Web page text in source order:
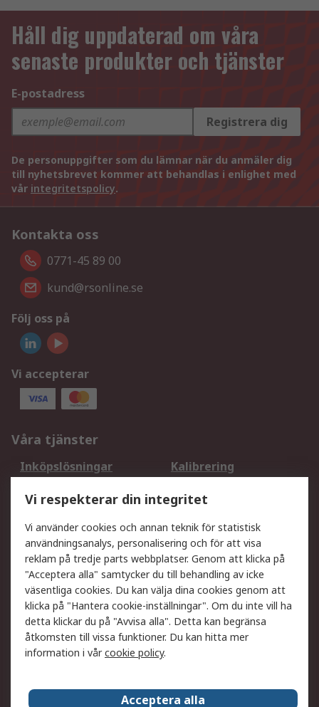
Håll dig uppdaterad om våra
senaste produkter och tjänster
E-postadress
Registrera dig
De personuppgifter som du lämnar när du anmäler dig
till nyhetsbrevet kommer att behandlas i enlighet med
vår integritetspolicy.
Kontakta oss
0771-45 89 00
kund@rsonline.se
Följ oss på
Vi accepterar
Våra tjänster
Inköpslösningar
Kalibrering
DesignSpark
Teknisk Support
Ditt lokala säljteam
Exportlösningar
Support
Få hjälp
Retur av varor
Leverans
Spåra din order
Begär en fakturakopi
Fördelar med RS-konto
Betalningsalternativ
Vi respekterar din integritet
Vi använder cookies och annan teknik för statistisk
användningsanalys, personalisering och för att visa
reklam på tredje parts webbplatser. Genom att klicka på
"Acceptera alla" samtycker du till behandling av icke
väsentliga cookies. Du kan välja dina cookies genom att
klicka på "Hantera cookie-inställningar". Om du inte vill ha
detta klickar du på "Avvisa alla". Detta kan begränsa
åtkomsten till vissa funktioner. Du kan hitta mer
information i vårcookie policy.
Acceptera alla